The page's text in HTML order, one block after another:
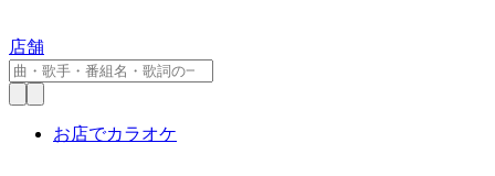
店舗
お店でカラオケ